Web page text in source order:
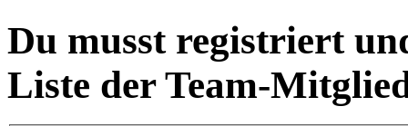
Du musst registriert
Liste der Team-